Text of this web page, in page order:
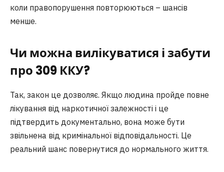
коли правопорушення повторюються – шансів
менше.
Чи можна вилікуватися і забути
про 309 ККУ?
Так, закон це дозволяє. Якщо людина пройде повне
лікування від наркотичної залежності і це
підтвердить документально, вона може бути
звільнена від кримінальної відповідальності. Це
реальний шанс повернутися до нормального життя.